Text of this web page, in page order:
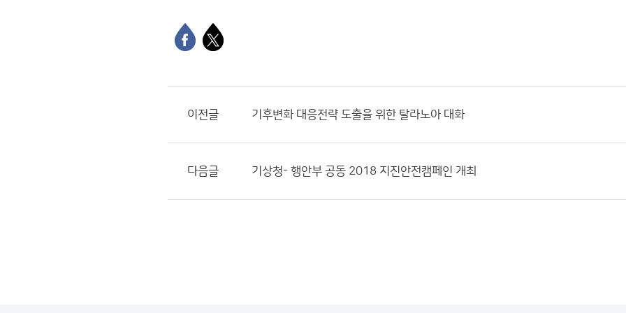
이전글 기후변화 대응전략 도출을 위한 탈라노아 대화
다음글 기상청- 행안부 공동 2018 지진안전캠페인 개최